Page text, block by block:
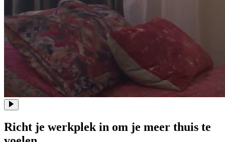
Richt je werkplek in om je meer thuis te